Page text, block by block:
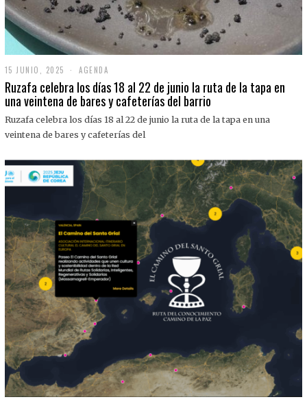
15 JUNIO, 2025
J
U
I
O
0
2
5
AGENDA
Ruzafa celebra los días 18 al 22 de junio la ruta de la tapa en
una veintena de bares y cafeterías del barrio
Ruzafa celebra los días 18 al 22 de junio la ruta de la tapa en una
veintena de bares y cafeterías del